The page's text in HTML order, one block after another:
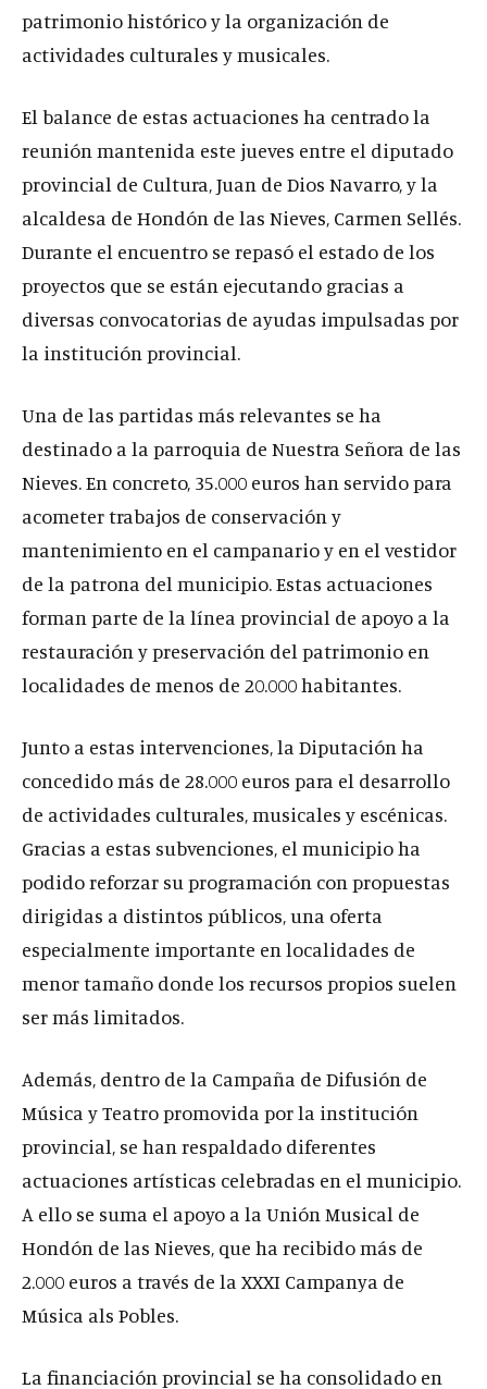
patrimonio histórico y la organización de
actividades culturales y musicales.
El balance de estas actuaciones ha centrado la
reunión mantenida este jueves entre el diputado
provincial de Cultura, Juan de Dios Navarro, y la
alcaldesa de Hondón de las Nieves, Carmen Sellés.
Durante el encuentro se repasó el estado de los
proyectos que se están ejecutando gracias a
diversas convocatorias de ayudas impulsadas por
la institución provincial.
Una de las partidas más relevantes se ha
destinado a la parroquia de Nuestra Señora de las
Nieves. En concreto, 35.000 euros han servido para
acometer trabajos de conservación y
mantenimiento en el campanario y en el vestidor
de la patrona del municipio. Estas actuaciones
forman parte de la línea provincial de apoyo a la
restauración y preservación del patrimonio en
localidades de menos de 20.000 habitantes.
Junto a estas intervenciones, la Diputación ha
concedido más de 28.000 euros para el desarrollo
de actividades culturales, musicales y escénicas.
Gracias a estas subvenciones, el municipio ha
podido reforzar su programación con propuestas
dirigidas a distintos públicos, una oferta
especialmente importante en localidades de
menor tamaño donde los recursos propios suelen
ser más limitados.
Además, dentro de la Campaña de Difusión de
Música y Teatro promovida por la institución
provincial, se han respaldado diferentes
actuaciones artísticas celebradas en el municipio.
A ello se suma el apoyo a la Unión Musical de
Hondón de las Nieves, que ha recibido más de
2.000 euros a través de la XXXI Campanya de
Música als Pobles.
La financiación provincial se ha consolidado en